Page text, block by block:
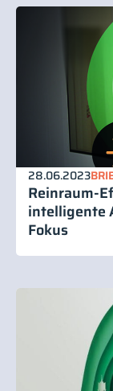
28.06.2023
Reinraum-
intelligente
Fokus